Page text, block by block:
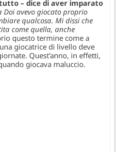
– dice di aver imparato
Doi avevo giocato proprio
qualcosa. Mi dissi che
come quella, anche
questo termine come a
giocatrice di livello deve
Quest'anno, in effetti,
giocava maluccio.